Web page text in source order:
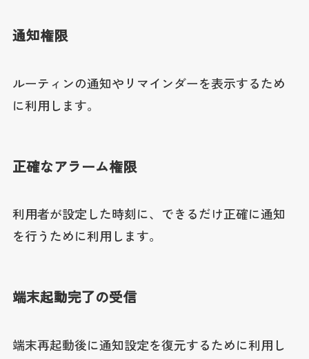
通知権限
ルーティンの通知やリマインダーを表示するため
に利用します。
正確なアラーム権限
利用者が設定した時刻に、できるだけ正確に通知
を行うために利用します。
端末起動完了の受信
端末再起動後に通知設定を復元するために利用し